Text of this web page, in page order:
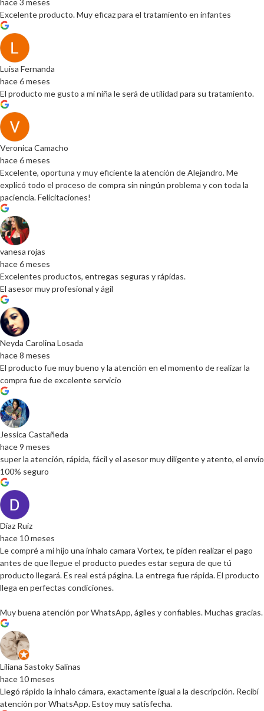
Excelente producto. Muy eficaz para el tratamiento en infantes
Luisa Fernanda
hace 6 meses
El producto me gusto a mi niña le será de utilidad para su tratamiento.
Veronica Camacho
hace 6 meses
Excelente, oportuna y muy eficiente la atención de Alejandro. Me
explicó todo el proceso de compra sin ningún problema y con toda la
paciencia. Felicitaciones!
vanesa rojas
hace 6 meses
Excelentes productos, entregas seguras y rápidas.
El asesor muy profesional y ágil
Neyda Carolina Losada
hace 8 meses
El producto fue muy bueno y la atención en el momento de realizar la
compra fue de excelente servicio
Jessica Castañeda
hace 9 meses
super la atención, rápida, fácil y el asesor muy diligente y atento, el envío
100% seguro
Díaz Ruiz
hace 10 meses
Le compré a mi hijo una inhalo camara Vortex, te piden realizar el pago
antes de que llegue el producto puedes estar segura de que tú
producto llegará. Es real está página. La entrega fue rápida. El producto
llega en perfectas condiciones.
Muy buena atención por WhatsApp, ágiles y confiables. Muchas gracias.
Liliana Sastoky Salinas
hace 10 meses
Llegó rápido la inhalo cámara, exactamente igual a la descripción. Recibí
atención por WhatsApp. Estoy muy satisfecha.